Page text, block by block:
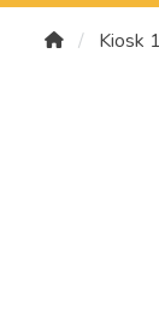
Kiosk